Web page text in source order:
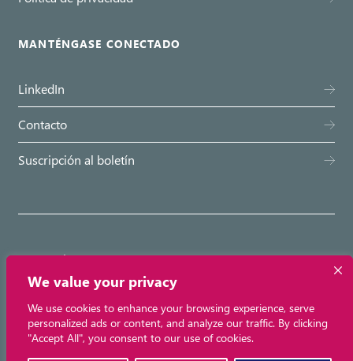
We value your privacy
We use cookies to enhance your browsing experience, serve
personalized ads or content, and analyze our traffic. By clicking
"Accept All", you consent to our use of cookies.
MANTÉNGASE CONECTADO
LinkedIn
Contacto
Suscripción al boletín
© Emovis 2026
Abertis Mobility Services